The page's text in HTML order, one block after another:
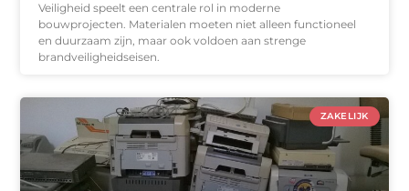
Veiligheid speelt een centrale rol in moderne
bouwprojecten. Materialen moeten niet alleen functioneel
en duurzaam zijn, maar ook voldoen aan strenge
brandveiligheidseisen.
ZAKELIJK